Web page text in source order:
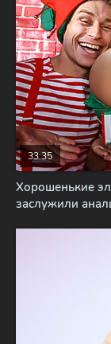
Хорошенькие
заслужили
33:35